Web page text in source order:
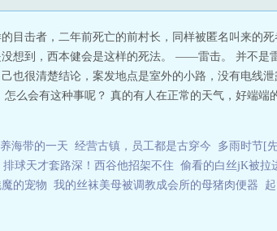
目击者，二年前死亡的前村长，同样被匿名叫来的
想到，西本健会是这样的死法。 ——雷击。 并不是
也很清楚结论，案发地点是室外的小路，没有电线
么会有这种事呢？ 真的有人在正常的天气，好端端
海带的一天 经营古镇，员工都是古穿今 多雨时节[
排球天才套路深！西谷他招架不住 偷看的白丝jK被拉
魔的宠物 我的丝袜美母被调教成会所的母猪肉便器